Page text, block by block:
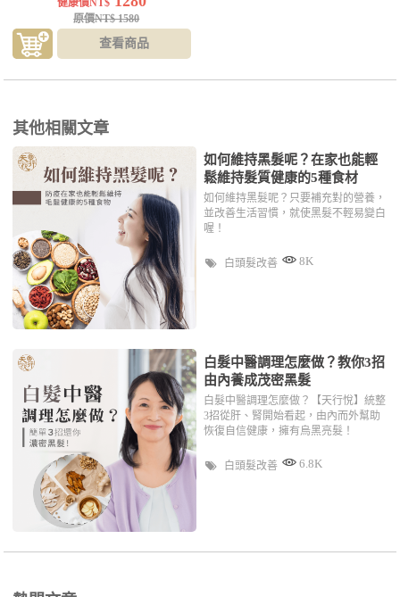
原價NT$ 1580
查看商品
其他相關文章
如何維持黑髮呢？在家也能輕
鬆維持髮質健康的5種食材
如何維持黑髮呢？只要補充對的營養，
並改善生活習慣，就使黑髮不輕易變白
喔！
白頭髮改善 8K
白髮中醫調理怎麼做？教你3招
由內養成茂密黑髮
白髮中醫調理怎麼做？【天行悅】統整
3招從肝、腎開始看起，由內而外幫助
恢復自信健康，擁有烏黑亮髮！
白頭髮改善 6.8K